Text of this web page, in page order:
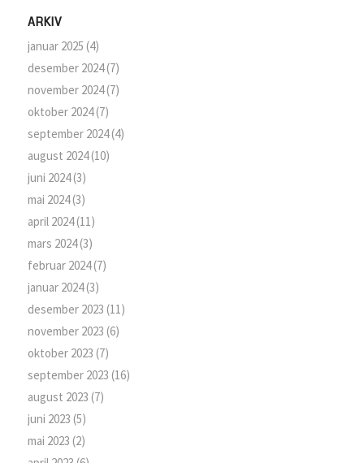
ARKIV
januar 2025 (4)
desember 2024(7)
november 2024(7)
oktober 2024(7)
september 2024(4)
august 2024(10)
juni 2024(3)
mai 2024(3)
april 2024(11)
mars 2024(3)
februar 2024(7)
januar 2024(3)
desember 2023 (11)
november 2023 (6)
oktober 2023 (7)
september 2023 (16)
august 2023 (7)
juni 2023 (5)
mai 2023 (2)